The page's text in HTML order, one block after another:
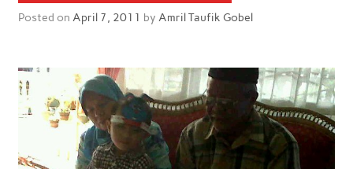
Posted on April 7, 2011 by Amril Taufik Gobel